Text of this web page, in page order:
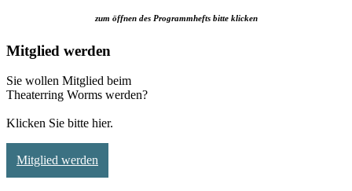
zum öffnen des Programmhefts bitte klicken
Mitglied werden
Sie wollen Mitglied beim
Theaterring Worms werden?
Klicken Sie bitte hier.
Mitglied werden